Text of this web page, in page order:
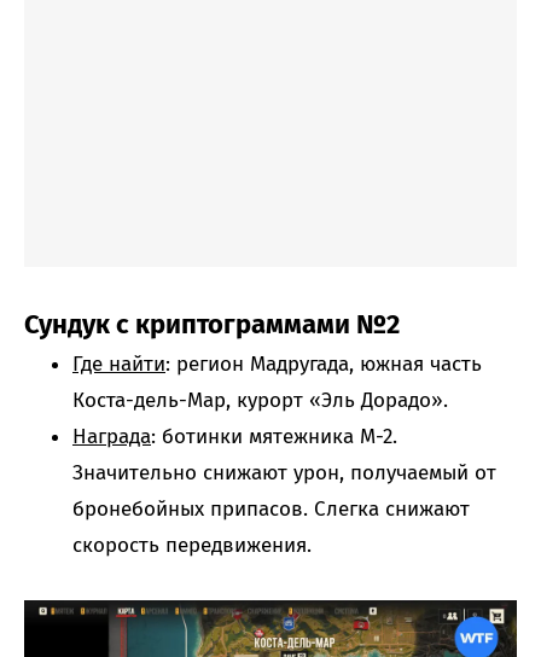
Сундук с криптограммами №2
Где найти: регион Мадругада, южная часть
Коста-дель-Мар, курорт «Эль Дорадо».
Награда: ботинки мятежника М-2.
Значительно снижают урон, получаемый от
бронебойных припасов. Слегка снижают
скорость передвижения.